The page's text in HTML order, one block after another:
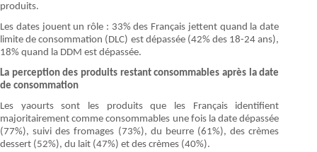
produits.
Les dates jouent un rôle : 33% des Français jettent quand la date
limite de consommation (DLC) est dépassée (42% des 18-24 ans),
18% quand la DDM est dépassée.
La perception des produits restant consommables après la date
de consommation
Les yaourts sont les produits que les Français identifient
majoritairement comme consommables une fois la date dépassée
(77%), suivi des fromages (73%), du beurre (61%), des crèmes
dessert (52%), du lait (47%) et des crèmes (40%).